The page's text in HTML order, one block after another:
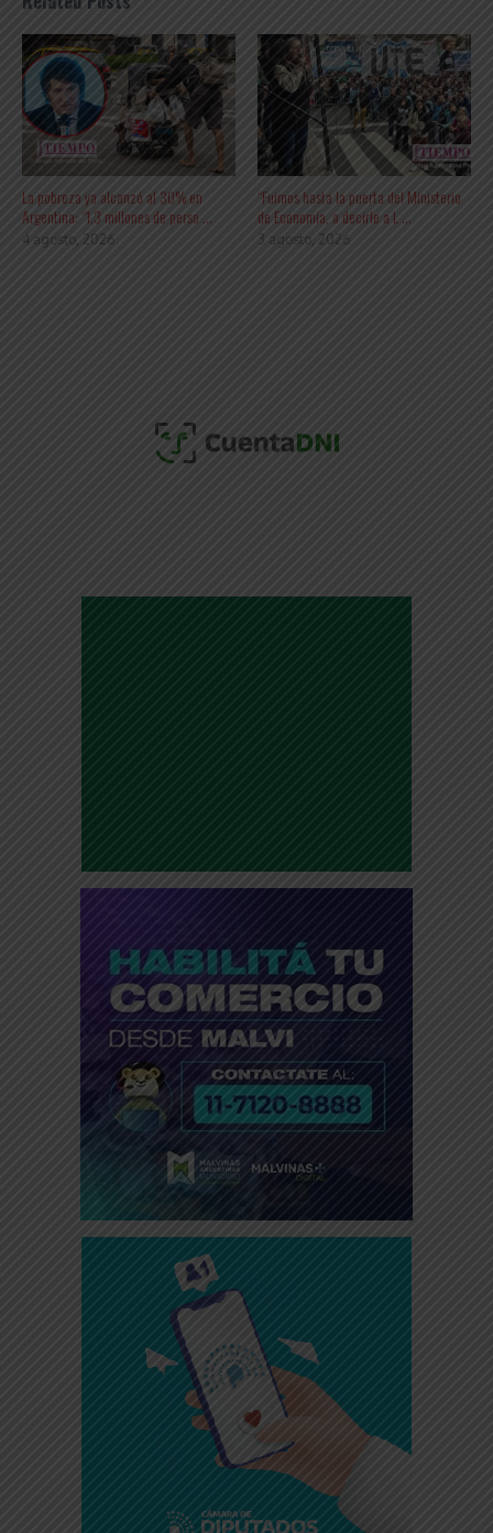
La pobreza ya alcanzó al 30% en
Argentina: “1,3 millones de perso ...
4 agosto, 2026
“Fuimos hasta la puerta del Ministerio
de Economía, a decirle a L ...
3 agosto, 2026